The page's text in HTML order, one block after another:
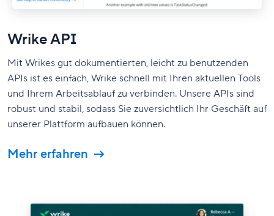
Wrike API
Mit Wrikes gut dokumentierten, leicht zu benutzenden
APIs ist es einfach, Wrike schnell mit Ihren aktuellen Tools
und Ihrem Arbeitsablauf zu verbinden. Unsere APIs sind
robust und stabil, sodass Sie zuversichtlich Ihr Geschäft auf
unserer Plattform aufbauen können.
Mehr erfahren